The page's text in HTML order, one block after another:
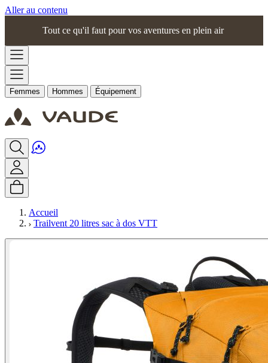
Aller au contenu
Tout ce qu'il faut pour vos aventures en plein air
Femmes Hommes Équipement
Accueil
Trailvent 20 litres sac à dos VTT